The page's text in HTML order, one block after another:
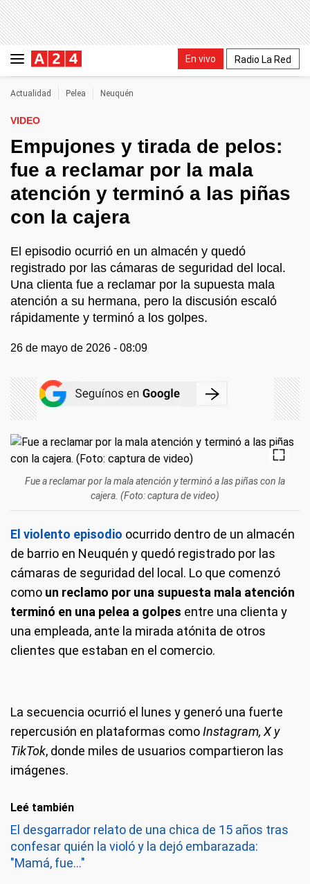
En vivo Radio La Red
Actualidad Pelea Neuquén
VIDEO
Empujones y tirada de pelos:
fue a reclamar por la mala
atención y terminó a las piñas
con la cajera
El episodio ocurrió en un almacén y quedó
registrado por las cámaras de seguridad del local.
Una clienta fue a reclamar por la supuesta mala
atención a su hermana, pero la discusión escaló
rápidamente y terminó a los golpes.
26 de mayo de 2026 - 08:09
Fue a reclamar por la mala atención y terminó a las piñas con la
cajera. (Foto: captura de video)
El violento episodio ocurrido dentro de un almacén
de barrio en Neuquén y quedó registrado por las
cámaras de seguridad del local. Lo que comenzó
como un reclamo por una supuesta mala atención
terminó en una pelea a golpes entre una clienta y
una empleada, ante la mirada atónita de otros
clientes que estaban en el comercio.
La secuencia ocurrió el lunes y generó una fuerte
repercusión en plataformas comoInstagram, X y
TikTok, donde miles de usuarios compartieron las
imágenes.
Leé también
El desgarrador relato de una chica de 15 años tras
confesar quién la violó y la dejó embarazada:
"Mamá, fue..."